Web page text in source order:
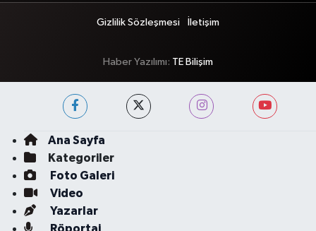
Gizlilik Sözleşmesi İletişim
Haber Yazılımı: TE Bilişim
Ana Sayfa
Kategoriler
Foto Galeri
Video
Yazarlar
Röportaj